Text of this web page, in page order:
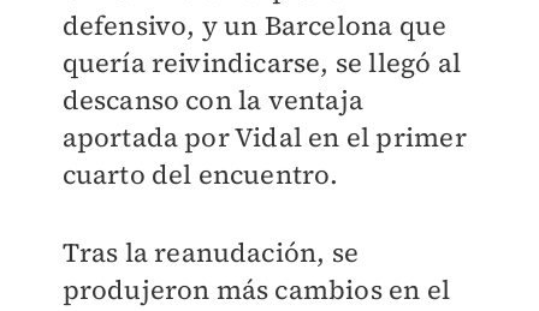
defensivo, y un Barcelona que
quería reivindicarse, se llegó al
descanso con la ventaja
aportada por Vidal en el primer
cuarto del encuentro.
Tras la reanudación, se
produjeron más cambios en el